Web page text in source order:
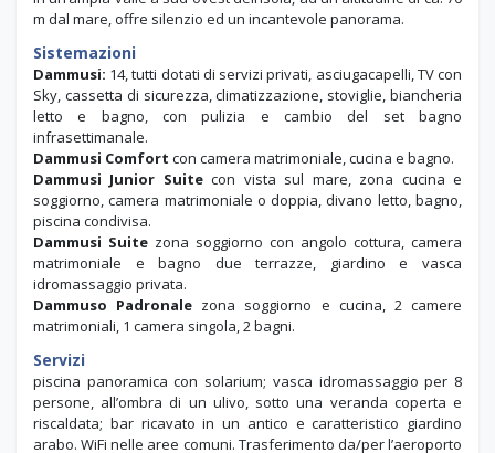
m dal mare, offre silenzio ed un incantevole panorama.
Sistemazioni
Dammusi: 14, tutti dotati di servizi privati, asciugacapelli, TV con
Sky, cassetta di sicurezza, climatizzazione, stoviglie, biancheria
letto e bagno, con pulizia e cambio del set bagno
infrasettimanale.
Dammusi Comfort con camera matrimoniale, cucina e bagno.
Dammusi Junior Suitecon vista sul mare, zona cucina e
soggiorno, camera matrimoniale o doppia, divano letto, bagno,
piscina condivisa.
Dammusi Suite zona soggiorno con angolo cottura, camera
matrimoniale e bagno due terrazze, giardino e vasca
idromassaggio privata.
Dammuso Padronale zona soggiorno e cucina, 2 camere
matrimoniali, 1 camera singola, 2 bagni.
Servizi
piscina panoramica con solarium; vasca idromassaggio per 8
persone, all’ombra di un ulivo, sotto una veranda coperta e
riscaldata; bar ricavato in un antico e caratteristico giardino
arabo. WiFi nelle aree comuni. Trasferimento da/per l’aeroporto